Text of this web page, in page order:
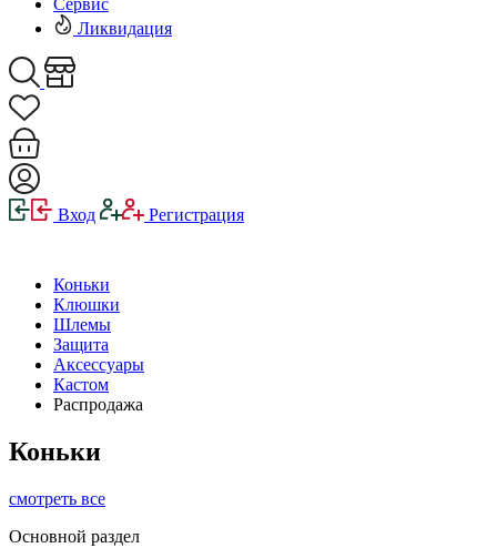
Сервис
Ликвидация
Вход Регистрация
Коньки
Клюшки
Шлемы
Защита
Аксессуары
Кастом
Распродажа
Коньки
смотреть все
Основной раздел